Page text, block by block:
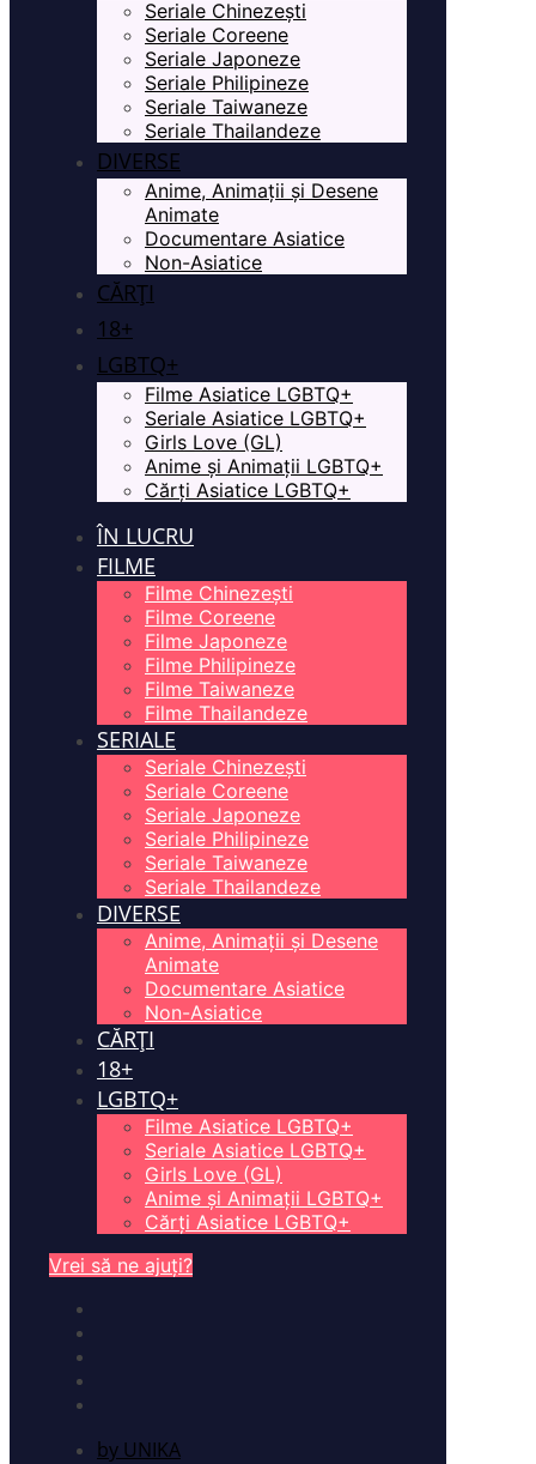
Seriale Chinezești
Seriale Coreene
Seriale Japoneze
Seriale Philipineze
Seriale Taiwaneze
Seriale Thailandeze
DIVERSE
Anime, Animații și Desene
Animate
Documentare Asiatice
Non-Asiatice
CĂRȚI
18+
LGBTQ+
Filme Asiatice LGBTQ+
Seriale Asiatice LGBTQ+
Girls Love (GL)
Anime și Animații LGBTQ+
Cărți Asiatice LGBTQ+
ÎN LUCRU
FILME
Filme Chinezești
Filme Coreene
Filme Japoneze
Filme Philipineze
Filme Taiwaneze
Filme Thailandeze
SERIALE
Seriale Chinezești
Seriale Coreene
Seriale Japoneze
Seriale Philipineze
Seriale Taiwaneze
Seriale Thailandeze
DIVERSE
Anime, Animații și Desene
Animate
Documentare Asiatice
Non-Asiatice
CĂRȚI
18+
LGBTQ+
Filme Asiatice LGBTQ+
Seriale Asiatice LGBTQ+
Girls Love (GL)
Anime și Animații LGBTQ+
Cărți Asiatice LGBTQ+
Vrei să ne ajuți?
by UNIKA